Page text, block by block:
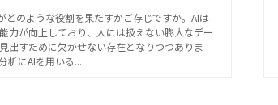
どのような役割を果たすかご存じですか。AIは
力が向上しており、人には扱えない膨大なデー
出すために欠かせない存在となりつつありま
析にAIを用いる...